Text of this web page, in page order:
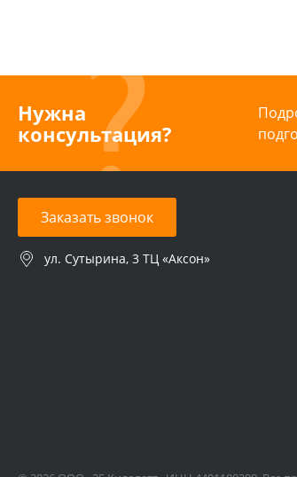
Нужна
консультация?
Заказать звонок
ул. Сутырина, 3 ТЦ «Аксон»